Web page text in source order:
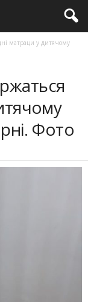
матраци у дитячому
Фото